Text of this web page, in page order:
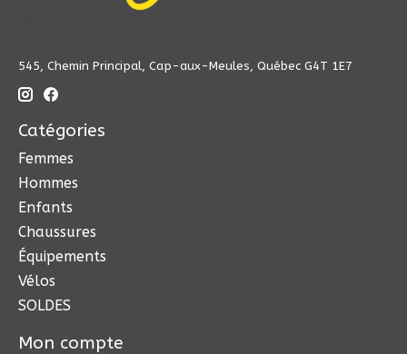
545, Chemin Principal, Cap-aux-Meules, Québec G4T 1E7
Catégories
Femmes
Hommes
Enfants
Chaussures
Équipements
Vélos
SOLDES
Mon compte